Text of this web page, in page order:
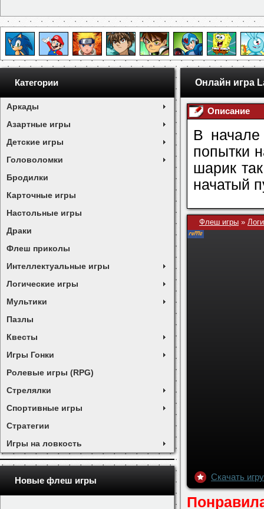
Категории
Аркады
Азартные игры
Детские игры
Головоломки
Бродилки
Карточные игры
Настольные игры
Драки
Флеш приколы
Интеллектуальные игры
Логические игры
Мультики
Пазлы
Квесты
Игры Гонки
Ролевые игры (RPG)
Стрелялки
Спортивные игры
Стратегии
Игры на ловкость
Новые флеш игры
Онлайн игра
Описание
В начале
попытки
шарик
начатый
Флеш игры »